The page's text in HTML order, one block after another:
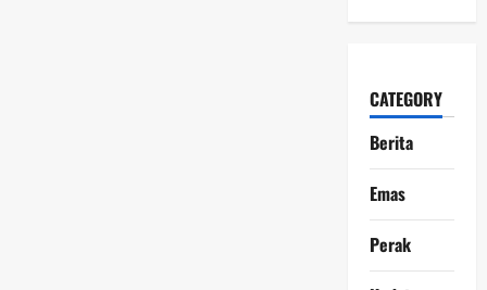
CATEGORY
Berita
Emas
Perak